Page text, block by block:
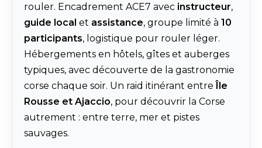
rouler. Encadrement ACE7 avec instructeur,
guide local et assistance, groupe limité à 10
participants, logistique pour rouler léger.
Hébergements en hôtels, gîtes et auberges
typiques, avec découverte de la gastronomie
corse chaque soir. Un raid itinérant entreÎle
Rousse et Ajaccio, pour découvrir la Corse
autrement : entre terre, mer et pistes
sauvages.